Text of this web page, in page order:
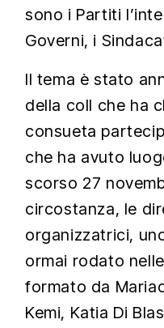
sono i Partiti
Governi, i
Il tema è stato
della coll che ha
consueta
che ha avuto
scorso 27
circostanza, le
organizzatrici,
ormai rodato
formato da
Kemi, Katia Di